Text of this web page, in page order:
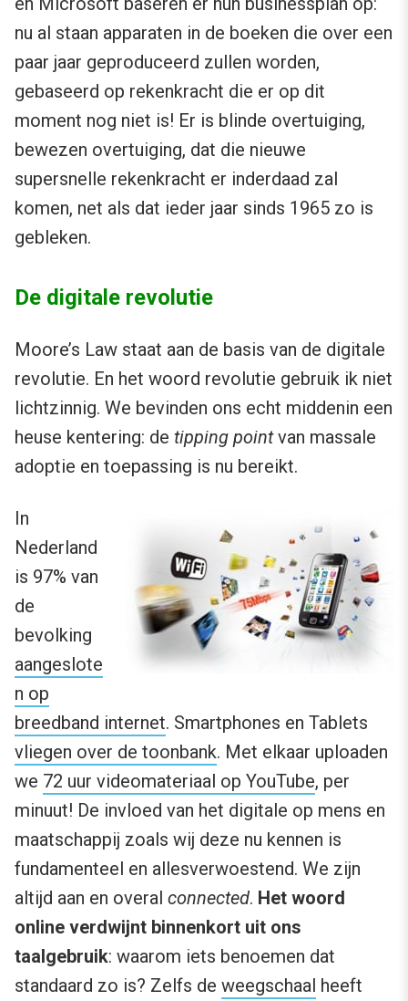
nu al staan apparaten in de boeken die over een
paar jaar geproduceerd zullen worden,
gebaseerd op rekenkracht die er op dit
moment nog niet is! Er is blinde overtuiging,
bewezen overtuiging, dat die nieuwe
supersnelle rekenkracht er inderdaad zal
komen, net als dat ieder jaar sinds 1965 zo is
gebleken.
De digitale revolutie
Moore’s Law staat aan de basis van de digitale
revolutie. En het woord revolutie gebruik ik niet
lichtzinnig. We bevinden ons echt middenin een
heuse kentering: de tipping pointvan massale
adoptie en toepassing is nu bereikt.
In
Nederland
is 97% van
de
bevolking
aangeslote
n op
breedband internet. Smartphones en Tablets
vliegen over de toonbank. Met elkaar uploaden
we 72 uur videomateriaal op YouTube, per
minuut! De invloed van het digitale op mens en
maatschappij zoals wij deze nu kennen is
fundamenteel en allesverwoestend. We zijn
altijd aan en overal connected. Het woord
online verdwijnt binnenkort uit ons
taalgebruik: waarom iets benoemen dat
standaard zo is? Zelfs de weegschaal heeft